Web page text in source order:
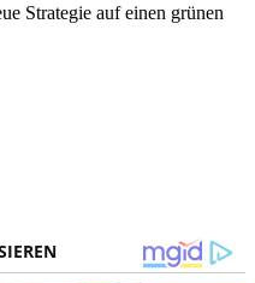
Strategie auf einen grünen